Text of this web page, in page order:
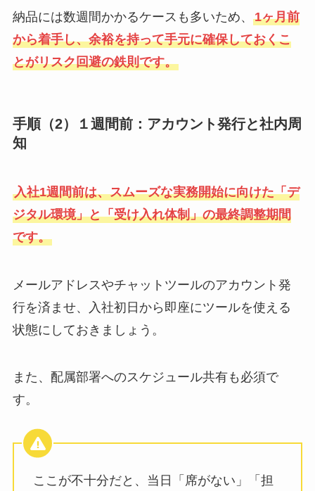
納品には数週間かかるケースも多いため、 1ヶ月前
から着手し、余裕を持って手元に確保しておくこ
とがリスク回避の鉄則です。
手順（2）１週間前：アカウント発行と社内周
知
入社1週間前は、スムーズな実務開始に向けた「デ
ジタル環境」と「受け入れ体制」の最終調整期間
です。
メールアドレスやチャットツールのアカウント発
行を済ませ、入社初日から即座にツールを使える
状態にしておきましょう。
また、配属部署へのスケジュール共有も必須で
す。
ここが不十分だと、当日「席がない」「担